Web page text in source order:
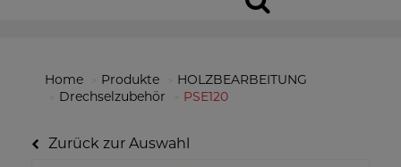
Home Produkte
HOLZBEARBEITUNG
Drechselzubehör
PSE120
Zurück zur Auswahl